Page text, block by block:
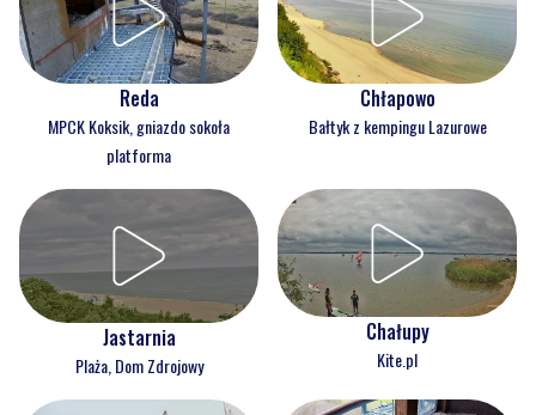
Reda
MPCK Koksik, gniazdo sokoła
platforma
Chłapowo
Bałtyk z kempingu Lazurowe
Jastarnia
Plaża, Dom Zdrojowy
Chałupy
Kite.pl